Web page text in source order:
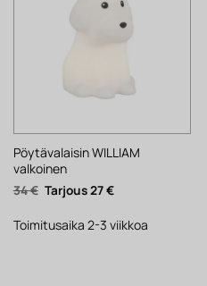
Pöytävalaisin WILLIAM
valkoinen
34€ Alkuperäinen
hinta
34 €.
27€Nykyinen
27 €.
Toimitusaika 2-3 viikkoa